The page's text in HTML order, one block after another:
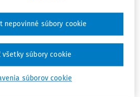
predplatné?
súborov cookie
nepovinné súbory cookie
všetky súbory cookie